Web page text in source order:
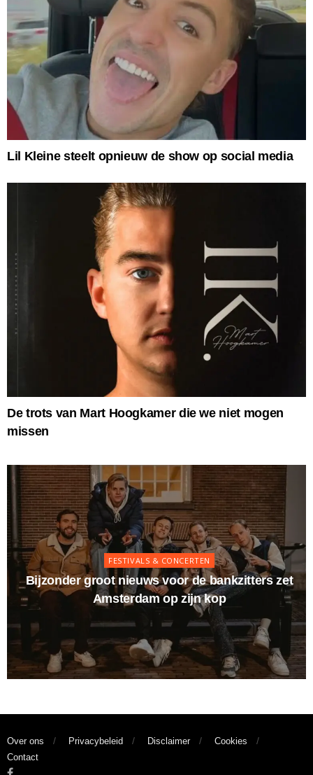
Lil Kleine steelt opnieuw de show op social media
De trots van Mart Hoogkamer die we niet mogen
missen
FESTIVALS & CONCERTEN
Bijzonder groot nieuws voor de bankzitters zet
Amsterdam op zijn kop
Over ons Privacybeleid Disclaimer
Cookies
Contact